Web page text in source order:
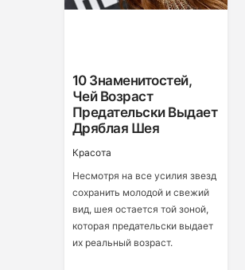
10 Знаменитостей,
Чей Возраст
Предательски Выдает
Дряблая Шея
Красота
Несмотря на все усилия звезд
сохранить молодой и свежий
вид, шея остается той зоной,
которая предательски выдает
их реальный возраст.